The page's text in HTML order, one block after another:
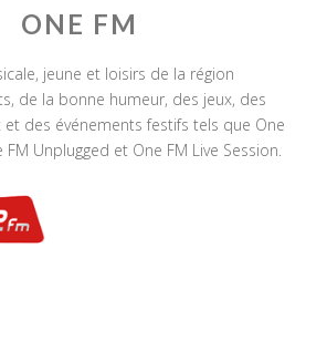
ONE FM
jeune et loisirs de la région
de la bonne humeur, des jeux, des
des événements festifs tels que One
FM Unplugged et One FM Live Session.